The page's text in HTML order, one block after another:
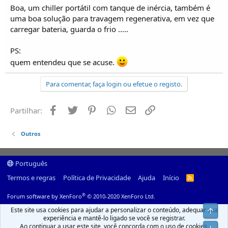
Boa, um chiller portátil com tanque de inércia, também é
uma boa solução para travagem regenerativa, em vez que
carregar bateria, guarda o frio .....
PS:
quem entendeu que se acuse.
Para comentar, faça login ou efetue o registo.
Partilhar: Facebook
Twitter PinterestWhatsapp
Email
Outros
Português
Termos e regras
Política de Privacidade Ajuda Início
R
Forum software by XenForo® © 2010-2020 XenForo Ltd.
Este site usa cookies para ajudar a personalizar o conteúdo, adequar sua
experiência e mantê-lo ligado se você se registrar.
Ao continuar a usar este site, você concorda com o uso de cookies.
Top